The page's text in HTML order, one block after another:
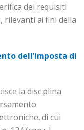
dei requisiti
rilevanti ai fini della
dell’imposta di
la disciplina
di cui